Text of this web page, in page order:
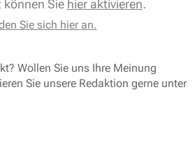
Sie hier aktivieren.
Sie sich hier an.
Wollen Sie uns Ihre Meinung
Sie unsere Redaktion gerne unter